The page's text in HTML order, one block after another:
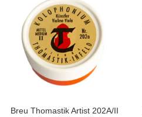
Breu Thomastik Artist 202A/II